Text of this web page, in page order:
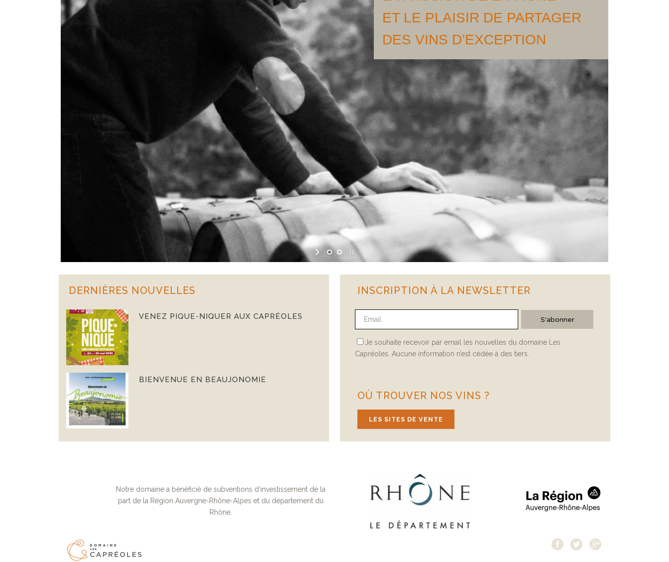
DERNIÈRES NOUVELLES
VENEZ PIQUE-NIQUER AUX CAPRÉOLES
BIENVENUE EN BEAUJONOMIE
INSCRIPTION À LA NEWSLETTER
Je souhaite recevoir par email les nouvelles du domaine Les
Capréoles. Aucune information n’est cédée à des tiers.
OÙ TROUVER NOS VINS ?
LES SITES DE VENTE
Notre domaine a bénéficié de subventions d’investissement de la
part de la Région Auvergne-Rhône-Alpes et du département du
Rhône.